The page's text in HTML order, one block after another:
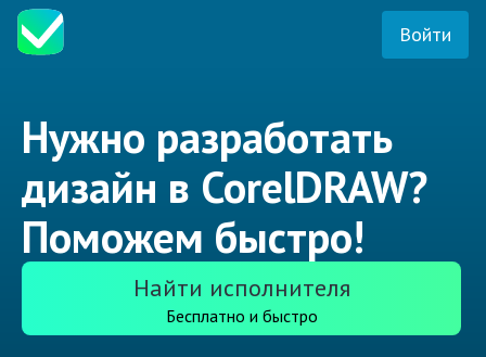
Войти
Нужно разработать
дизайн в CorelDRAW?
Поможем быстро!
Найти исполнителя
Бесплатно и быстро